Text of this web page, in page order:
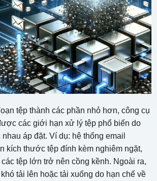
tệp thành các phần nhỏ hơn, công cụ
các giới hạn xử lý tệp phổ biến do
áp đặt. Ví dụ: hệ thống email
kích thước tệp đính kèm nghiêm ngặt,
tệp lớn trở nên cồng kềnh. Ngoài ra,
tải lên hoặc tải xuống do hạn chế về